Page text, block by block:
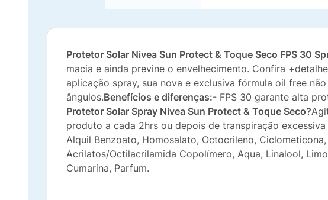
Protetor Solar Nivea Sun Protect & Toque Seco FPS 30
macia e ainda previne o envelhecimento. Confira
aplicação spray, sua nova e exclusiva fórmula oil free
ângulos.Benefícios e diferenças:- FPS 30 garante alta
Protetor Solar Spray Nivea Sun Protect & Toque Seco?
produto a cada 2hrs ou depois de transpiração
Alquil Benzoato, Homosalato, Octocrileno,
Acrilatos/Octilacrilamida Copolímero, Aqua, Linalool,
Cumarina, Parfum.